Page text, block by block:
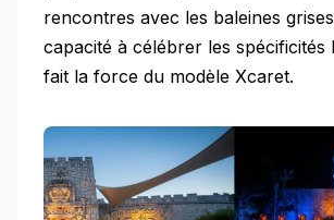
rencontres avec les baleines
capacité à célébrer les spécificités
fait la force du modèle Xcaret.